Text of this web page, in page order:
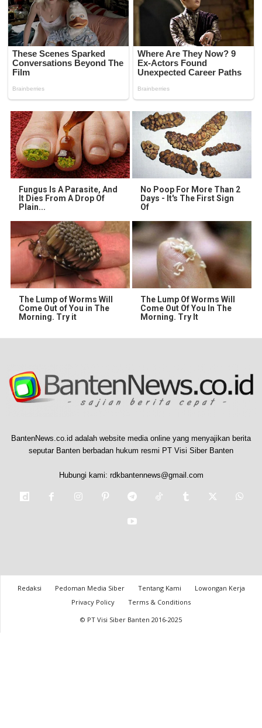
Fungus Is A Parasite, And
It Dies From A Drop Of
Plain...
No Poop For More Than 2
Days - It's The First Sign
Of
The Lump of Worms Will
Come Out of You in The
Morning. Try it
The Lump Of Worms Will
Come Out Of You In The
Morning. Try It
BantenNews.co.id adalah website media online yang menyajikan berita
seputar Banten berbadan hukum resmi PT Visi Siber Banten
Hubungi kami: rdkbantennews@gmail.com
Redaksi Pedoman Media Siber Tentang Kami
Lowongan Kerja
Privacy Policy
Terms & Conditions
© PT Visi Siber Banten 2016-2025